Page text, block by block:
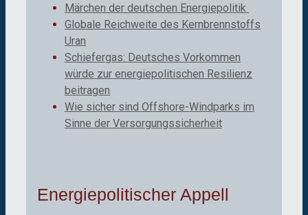
Märchen der deutschen Energiepolitik
Globale Reichweite des Kernbrennstoffs
Uran
Schiefergas: Deutsches Vorkommen
würde zur energiepolitischen Resilienz
beitragen
Wie sicher sind Offshore-Windparks im
Sinne der Versorgungssicherheit
Energiepolitischer Appell